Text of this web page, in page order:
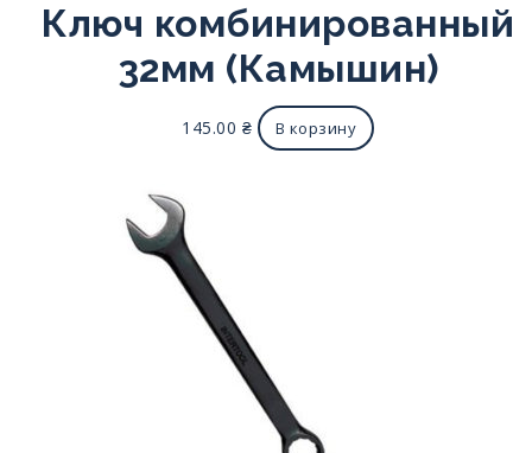
Ключ комбинированный
32мм (Камышин)
145.00 ₴ В корзину